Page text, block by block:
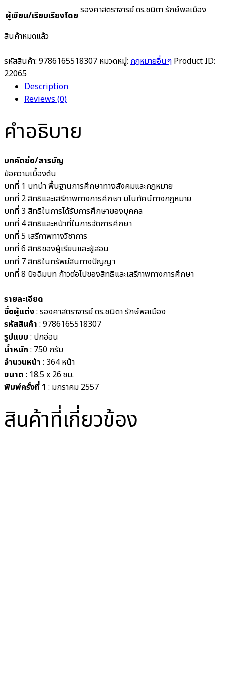
ผู้เขียน/เรียบเรียงโดย รองศาสตราจารย์ ดร.ชนิตา รักษ์พลเมือง
สินค้าหมดแล้ว
รหัสสินค้า: 9786165518307 หมวดหมู่: กฎหมายอื่นๆ Product ID:
22065
Description
Reviews (0)
คำอธิบาย
บทคัดย่อ/สารบัญ
ข้อความเบื้องต้น
บทที่ 1 บทนำ พื้นฐานการศึกษาทางสังคมและกฎหมาย
บทที่ 2 สิทธิและเสรีภาพทางการศึกษา มโนทัศน์ทางกฎหมาย
บทที่ 3 สิทธิในการได้รับการศึกษาของบุคคล
บทที่ 4 สิทธิและหน้าที่ในการจัดการศึกษา
บทที่ 5 เสรีภาพทางวิชาการ
บทที่ 6 สิทธิของผู้เรียนและผู้สอน
บทที่ 7 สิทธิในทรัพย์สินทางปัญญา
บทที่ 8 ปัจฉิมบท ก้าวต่อไปของสิทธิและเสรีภาพทางการศึกษา
รายละเอียด
ชื่อผู้แต่ง: รองศาสตราจารย์ ดร.ชนิตา รักษ์พลเมือง
รหัสสินค้า : 9786165518307
รูปแบบ : ปกอ่อน
น้ำหนัก : 750 กรัม
จำนวนหน้า : 364 หน้า
ขนาด : 18.5 x 26 ซม.
พิมพ์ครั้งที่ 1 : มกราคม 2557
สินค้าที่เกี่ยวข้อง